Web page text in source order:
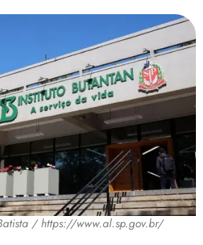
/ https://www.al.sp.gov.br/